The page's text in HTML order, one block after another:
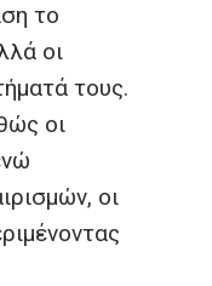
το
οι
τους.
οι
οι